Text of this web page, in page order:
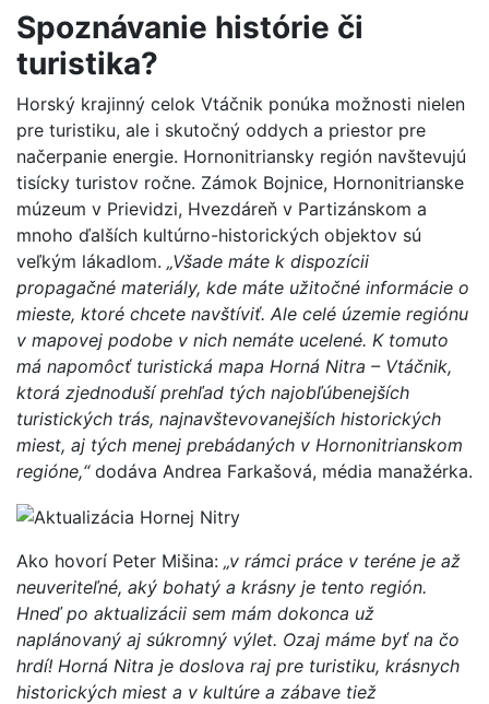
Spoznávanie histórie či
turistika?
Horský krajinný celok Vtáčnik ponúka možnosti nielen
pre turistiku, ale i skutočný oddych a priestor pre
načerpanie energie. Hornonitriansky región navštevujú
tisícky turistov ročne. Zámok Bojnice, Hornonitrianske
múzeum v Prievidzi, Hvezdáreň v Partizánskom a
mnoho ďalších kultúrno-historických objektov sú
veľkým lákadlom. „Všade máte k dispozícii
propagačné materiály, kde máte užitočné informácie o
mieste, ktoré chcete navštíviť. Ale celé územie regiónu
v mapovej podobe v nich nemáte ucelené. K tomuto
má napomôcť turistická mapa Horná Nitra – Vtáčnik,
ktorá zjednoduší prehľad tých najobľúbenejších
turistických trás, najnavštevovanejších historických
miest, aj tých menej prebádaných v Hornonitrianskom
regióne,“dodáva Andrea Farkašová, média manažérka.
Ako hovorí Peter Mišina: „v rámci práce v teréne je až
neuveriteľné, aký bohatý a krásny je tento región.
Hneď po aktualizácii sem mám dokonca už
naplánovaný aj súkromný výlet. Ozaj máme byť na čo
hrdí! Horná Nitra je doslova raj pre turistiku, krásnych
historických miest a v kultúre a zábave tiež